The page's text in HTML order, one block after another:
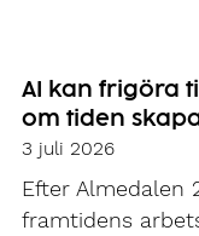
AI kan frigöra
om tiden
3 juli 2026
Efter Almedalen
framtidens